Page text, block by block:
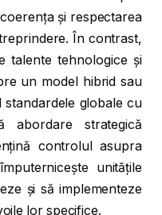
și respectarea
În contrast,
talente tehnologice și
un model hibrid sau
globale cu
abordare strategică
controlul asupra
unitățile
și să implementeze
lor specifice.